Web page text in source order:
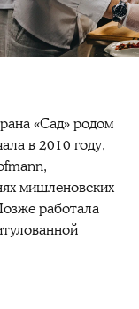
«Сад» родом
в 2010 году,
мишленовских
работала